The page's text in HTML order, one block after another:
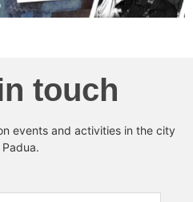
touch
events and activities in the city